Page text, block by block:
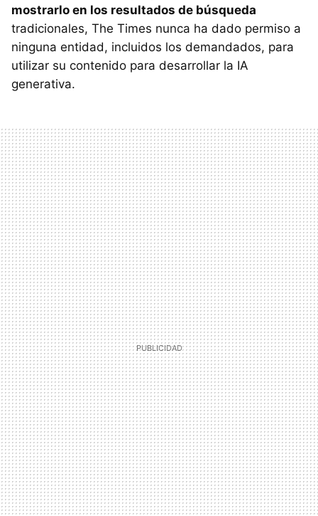
mostrarlo en los resultados de búsqueda
tradicionales, The Times nunca ha dado permiso a
ninguna entidad, incluidos los demandados, para
utilizar su contenido para desarrollar la IA
generativa.